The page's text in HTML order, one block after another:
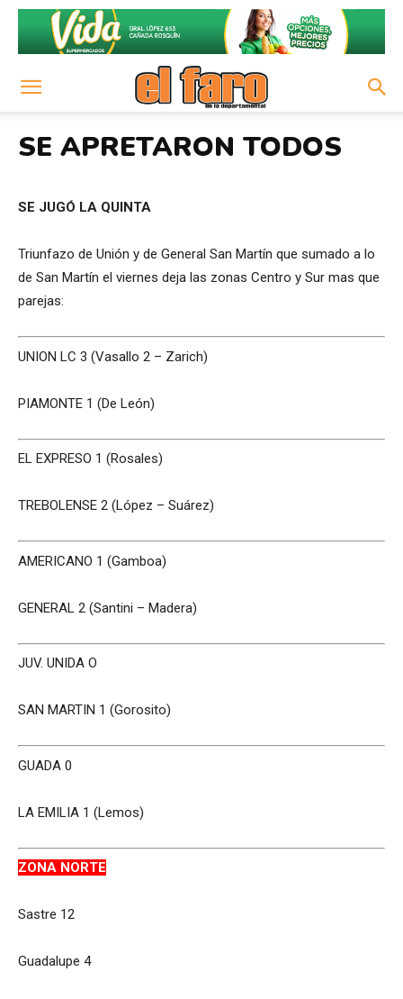
SE APRETARON TODOS
SE JUGÓ LA QUINTA
Triunfazo de Unión y de General San Martín que sumado a lo
de San Martín el viernes deja las zonas Centro y Sur mas que
parejas:
UNION LC 3 (Vasallo 2 – Zarich)
PIAMONTE 1 (De León)
EL EXPRESO 1 (Rosales)
TREBOLENSE 2 (López – Suárez)
AMERICANO 1 (Gamboa)
GENERAL 2 (Santini – Madera)
JUV. UNIDA O
SAN MARTIN 1 (Gorosito)
GUADA 0
LA EMILIA 1 (Lemos)
ZONA NORTE
Sastre 12
Guadalupe 4